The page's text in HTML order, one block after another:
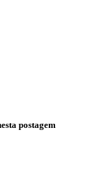
postagem